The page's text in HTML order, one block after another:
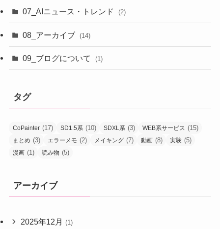
07_AIニュース・トレンド (2)
08_アーカイブ (14)
09_ブログについて (1)
タグ
CoPainter (17) SD1.5系 (10) SDXL系 (3) WEB系サービス (15)
まとめ (3) エラーメモ (2) メイキング (7) 動画 (8) 実験 (5)
漫画 (1) 読み物 (5)
アーカイブ
2025年12月 (1)